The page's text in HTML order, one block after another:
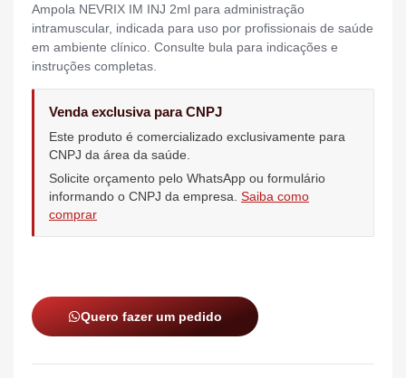
Ampola NEVRIX IM INJ 2ml para administração
intramuscular, indicada para uso por profissionais de saúde
em ambiente clínico. Consulte bula para indicações e
instruções completas.
Venda exclusiva para CNPJ
Este produto é comercializado exclusivamente para
CNPJ da área da saúde.
Solicite orçamento pelo WhatsApp ou formulário
informando o CNPJ da empresa. Saiba como
comprar
Quero fazer um pedido